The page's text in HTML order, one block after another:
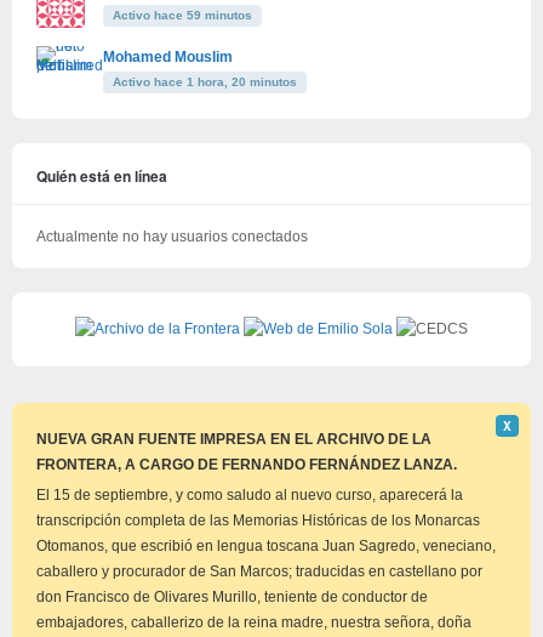
Activo hace 59 minutos
Mohamed Mouslim
Activo hace 1 hora, 20 minutos
Quién está en línea
Actualmente no hay usuarios conectados
NUEVA GRAN FUENTE IMPRESA EN EL ARCHIVO DE LA
FRONTERA, A CARGO DE FERNANDO FERNÁNDEZ LANZA.
este
Χ
El 15 de septiembre, y como saludo al nuevo curso, aparecerá la
transcripción completa de las Memorias Históricas de los Monarcas
Otomanos, que escribió en lengua toscana Juan Sagredo, veneciano,
caballero y procurador de San Marcos; traducidas en castellano por
don Francisco de Olivares Murillo, teniente de conductor de
embajadores, caballerizo de la reina madre, nuestra señora, doña